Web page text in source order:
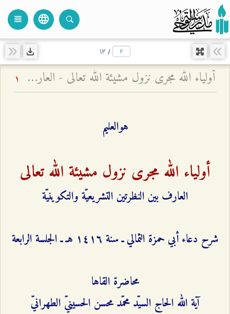
language
view_headline
/ ۱۲
أولياء الله مجرى نزول مشيئة الله تعالى - العارف بين النظرتين التشريعيّة والتكوينيّة 1
هوالعلیم
أولياء الله مجرى نزول مشيئة الله تعالى
العارف بين النظرتين التشريعيّة والتكوينيّة
شرح دعاء أبي حمزة الثمالي ـ سنة ۱٤۱٦ هـ ـ الجلسة الرابعة
محاضرة القاها
آية الله الحاج السيّد محمّد محسن الحسينيّ الطهرانيّ